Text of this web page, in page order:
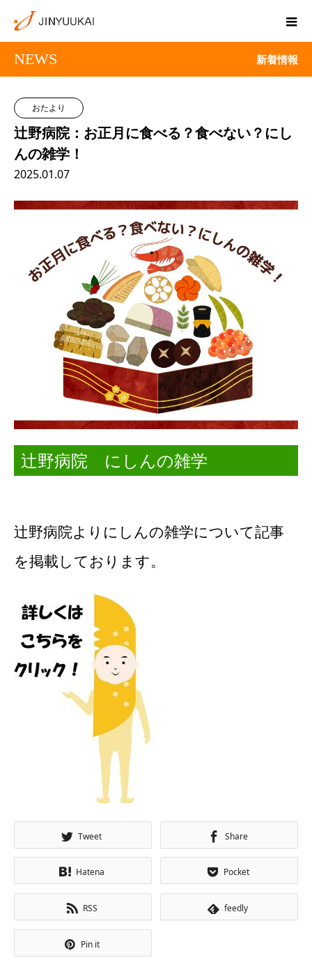
NEWS 新着情報
おたより
辻野病院：お正月に食べる？食べない？にし
んの雑学！
2025.01.07
辻野病院 にしんの雑学
辻野病院よりにしんの雑学について記事
を掲載しております。
Tweet Share
Hatena Pocket
RSS feedly
Pin it